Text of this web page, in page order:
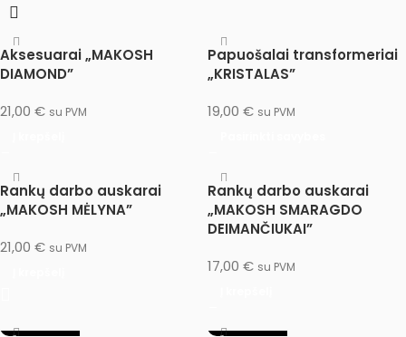
Aksesuarai „MAKOSH
DIAMOND”
21,00 € su PVM
Papuošalai transformeriai
„KRISTALAS”
19,00 € su PVM
Rankų darbo auskarai
„MAKOSH MĖLYNA”
21,00 € su PVM
Rankų darbo auskarai
„MAKOSH SMARAGDO
DEIMANČIUKAI”
17,00 € su PVM